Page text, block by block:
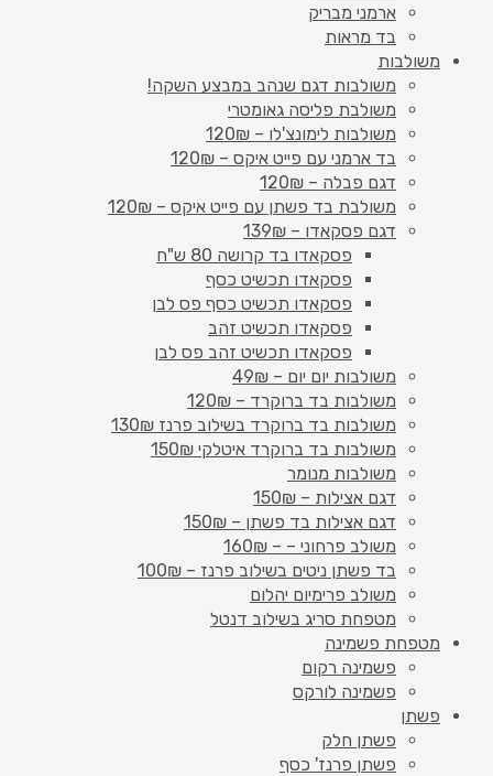
ארמני מבריק
בד מראות
משולבות
משולבות דגם שנהב במבצע השקה!
משולבת פליסה גאומטרי
משולבות לימונצ'לו – 120₪
בד ארמני עם פייט איקס – 120₪
דגם פבלה – 120₪
משולבת בד פשתן עם פייט איקס – 120₪
דגם פסקאדו – 139₪
פסקאדו בד קרושה 80 ש"ח
פסקאדו תכשיט כסף
פסקאדו תכשיט כסף פס לבן
פסקאדו תכשיט זהב
פסקאדו תכשיט זהב פס לבן
משולבות יום יום – 49₪
משולבות בד ברוקרד – 120₪
משולבות בד ברוקרד בשילוב פרנז 130₪
משולבות בד ברוקרד איטלקי 150₪
משולבות מנומר
דגם אצילות – 150₪
דגם אצילות בד פשתן – 150₪
משולב פרחוני – – 160₪
בד פשתן ניטים בשילוב פרנז – 100₪
משולב פרימיום יהלום
מטפחת סריג בשילוב דנטל
מטפחת פשמינה
פשמינה רקום
פשמינה לורקס
פשתן
פשתן חלק
פשתן פרנז' כסף